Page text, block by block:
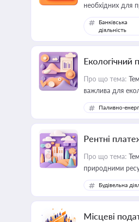
необхідних для
Банківська
діяльність
Екологічний
Про що тема:
важлива для
законодавства
Паливно-
Рентні
Про що тема:
природними
Будівельна
Місцеві